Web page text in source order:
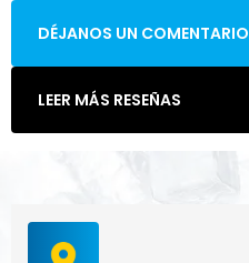
DÉJANOS UN COMENTARIO
LEER MÁS RESEÑAS